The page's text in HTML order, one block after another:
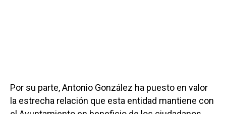
Por su parte, Antonio González ha puesto en valor
la estrecha relación que esta entidad mantiene con